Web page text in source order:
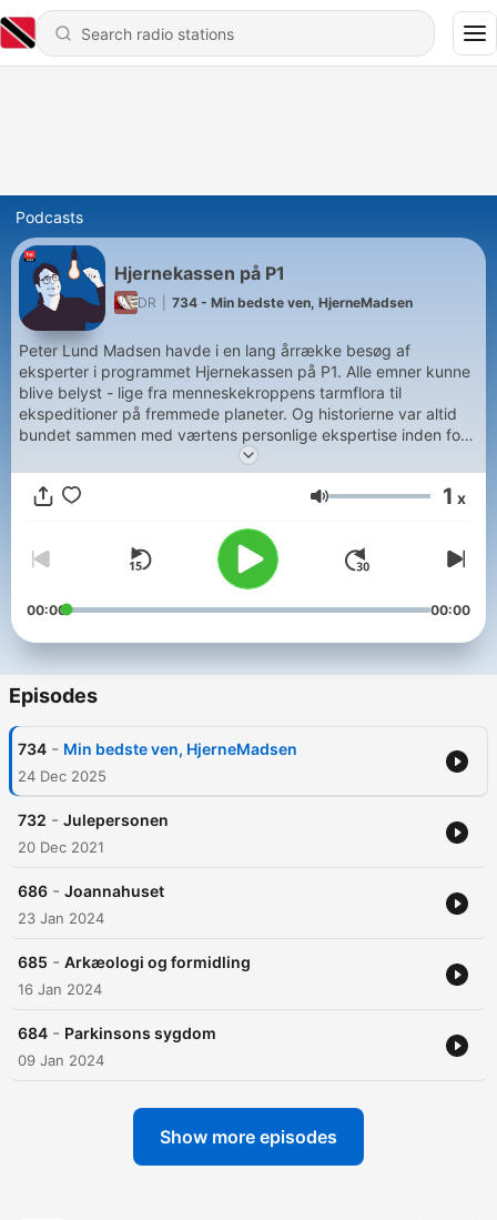
Podcasts
Hjernekassen på P1
DR 734 - Min bedste ven, HjerneMadsen
Peter Lund Madsen havde i en lang årrække besøg af
eksperter i programmet Hjernekassen på P1. Alle emner kunne
blive belyst - lige fra menneskekroppens tarmflora til
ekspeditioner på fremmede planeter. Og historierne var altid
bundet sammen med værtens personlige ekspertise inden for
Hør alle afsnit i DR Lyd
Volume 1 x
00:00 00:00
Episodes
734 - Min bedste ven, HjerneMadsen
24 Dec 2025
732 - Julepersonen
20 Dec 2021
686 - Joannahuset
23 Jan 2024
685 - Arkæologi og formidling
16 Jan 2024
684 - Parkinsons sygdom
09 Jan 2024
Show more episodes